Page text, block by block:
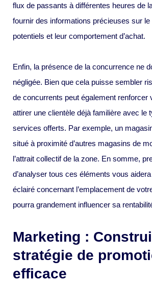
flux de passants à différentes heures de
fournir des informations précieuses sur
potentiels et leur comportement d’achat.
Enfin, la présence de la concurrence ne
négligée. Bien que cela puisse sembler
de concurrents peut également renforcer
attirer une clientèle déjà familière avec le
services offerts. Par exemple, un
situé à proximité d’autres magasins de
l’attrait collectif de la zone. En somme,
d’analyser tous ces éléments vous
éclairé concernant l’emplacement de
pourra grandement influencer sa
Marketing :
stratégie de
efficace